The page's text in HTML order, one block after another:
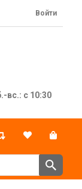
вс.: с 10:30
Войти